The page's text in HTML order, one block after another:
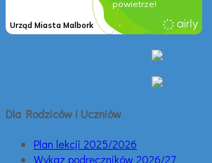
Dla Rodziców i Uczniów
Plan lekcji 2025/2026
Wykaz podręczników 2026/27